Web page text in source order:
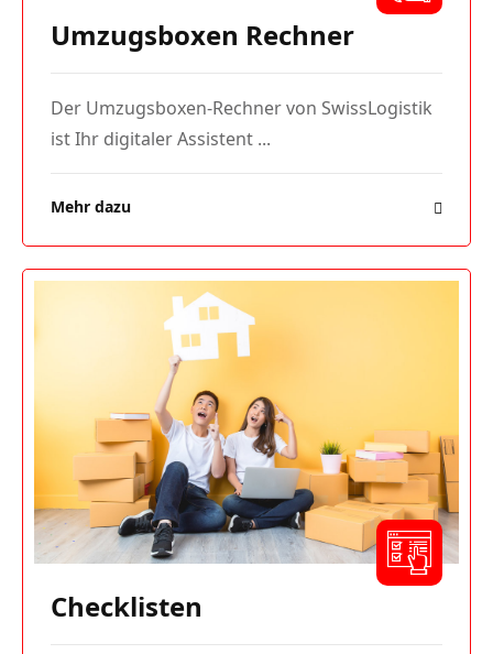
Umzugsboxen Rechner
Der Umzugsboxen-Rechner von SwissLogistik
ist Ihr digitaler Assistent ...
Mehr dazu
Checklisten